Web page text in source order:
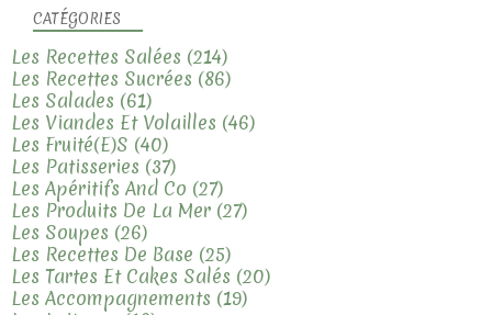
CATÉGORIES
Les Recettes Salées (214)
Les Recettes Sucrées (86)
Les Salades (61)
Les Viandes Et Volailles (46)
Les Fruité(e)s (40)
Les Patisseries (37)
Les Apéritifs And Co (27)
Les Produits De La Mer (27)
Les Soupes (26)
Les Recettes De Base (25)
Les Tartes Et Cakes Salés (20)
Les Accompagnements (19)